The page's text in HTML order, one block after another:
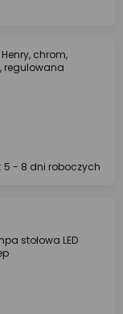
chrom,
regulowana
5 - 8 dni roboczych
stołowa LED